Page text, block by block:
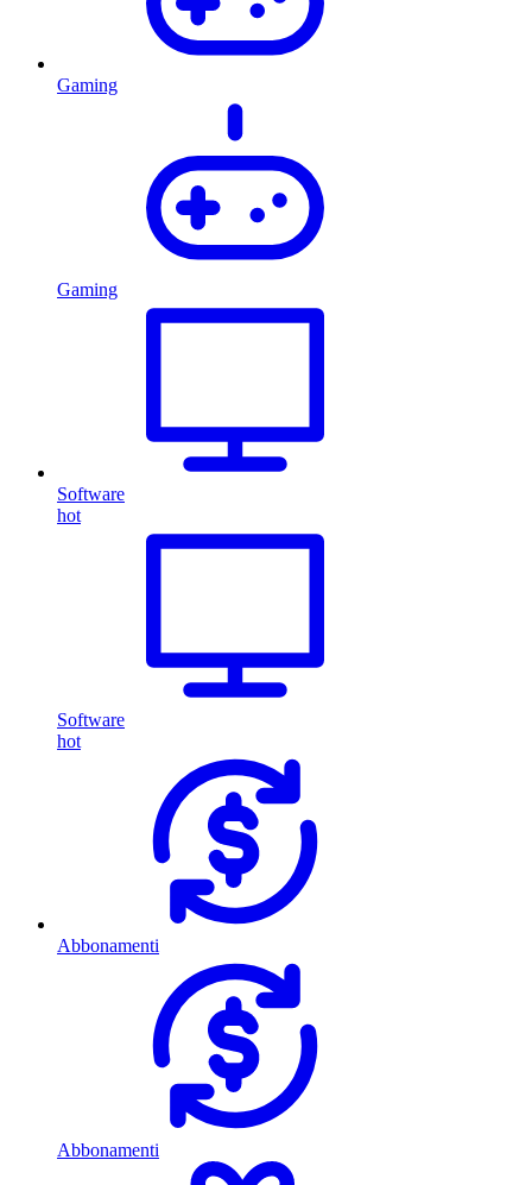
Gaming
Gaming
Software
hot
Software
hot
Abbonamenti
Abbonamenti